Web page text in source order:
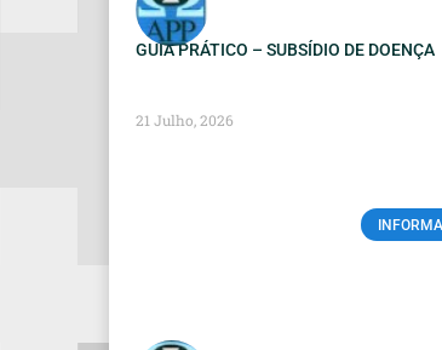
GUIA PRÁTICO – SUBSÍDIO DE DOENÇA
21 Julho, 2026